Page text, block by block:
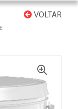
VOLTAR